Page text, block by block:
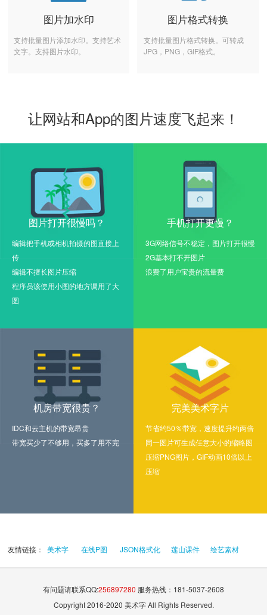
图片加水印
支持批量图片添加水印。支持艺术
文字。支持图片水印。
图片格式转换
支持批量图片格式转换。可转成
JPG，PNG，GIF格式。
让网站和App的图片速度飞起来！
图片打开很慢吗？
编辑把手机或相机拍摄的图直接上
传
编辑不擅长图片压缩
程序员该使用小图的地方调用了大
图
手机打开更慢？
3G网络信号不稳定，图片打开很慢
2G基本打不开图片
浪费了用户宝贵的流量费
机房带宽很贵？
IDC和云主机的带宽昂贵
带宽买少了不够用，买多了用不完
完美美术字片
节省约50％带宽，速度提升约两倍
同一图片可生成任意大小的缩略图
压缩PNG图片，GIF动画10倍以上
压缩
友情链接：美术字 在线P图 JSON格式化 莲山课件 绘艺素材
有问题请联系QQ:256897280 服务热线：181-5037-2608
Copyright 2016-2020 美术字 All Rights Reserved.